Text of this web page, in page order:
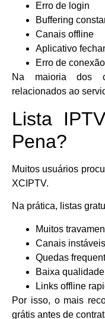
Erro de login
Buffering
Canais offline
Aplicativo
Erro de conexão
Na maioria dos
relacionados ao
Lista
Pena?
Muitos usuários
XCIPTV.
Na prática, listas
Muitos
Canais instáveis
Quedas
Baixa
Links offline
Por isso, o mais
grátis antes de